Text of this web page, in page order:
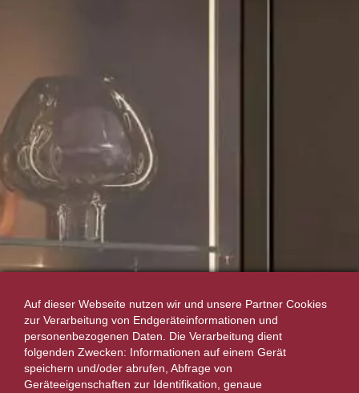
Auf dieser Webseite nutzen wir und unsere Partner Cookies
zur Verarbeitung von Endgeräteinformationen und
personenbezogenen Daten. Die Verarbeitung dient
folgenden Zwecken: Informationen auf einem Gerät
speichern und/oder abrufen, Abfrage von
Geräteeigenschaften zur Identifikation, genaue